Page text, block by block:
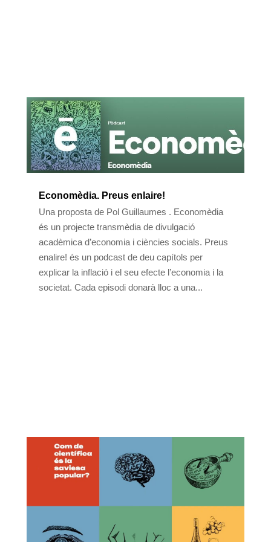
Economèdia. Preus enlaire!
Una proposta de Pol Guillaumes . Economèdia
és un projecte transmèdia de divulgació
acadèmica d’economia i ciències socials. Preus
enalire! és un podcast de deu capítols per
explicar la inflació i el seu efecte l’economia i la
societat. Cada episodi donarà lloc a una...